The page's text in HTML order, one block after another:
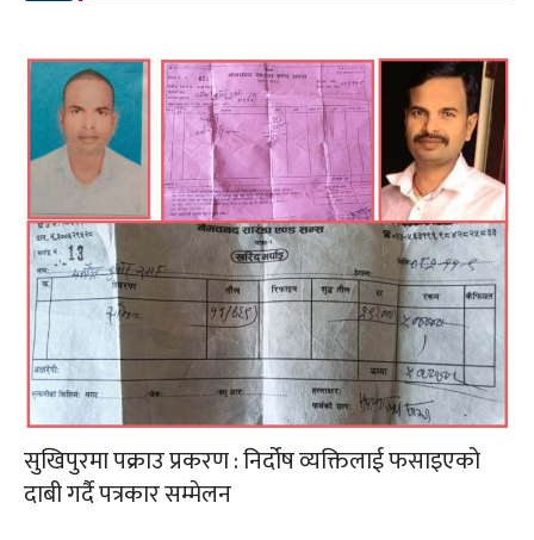
सुखिपुरमा पक्राउ प्रकरण : निर्दोष व्यक्तिलाई फसाइएको
दाबी गर्दै पत्रकार सम्मेलन